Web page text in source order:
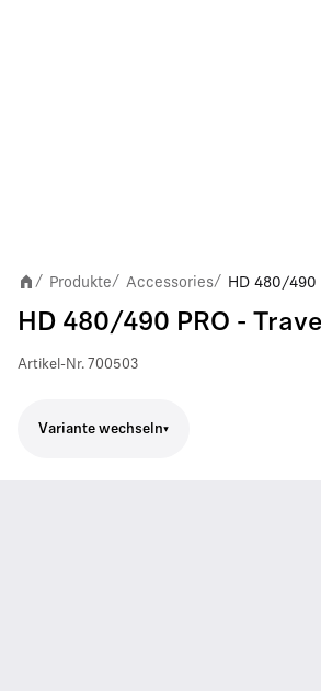
/ Produkte/ Accessories/ HD 480/490
HD 480/490 PRO -
Artikel-Nr. 700503
Variante wechseln